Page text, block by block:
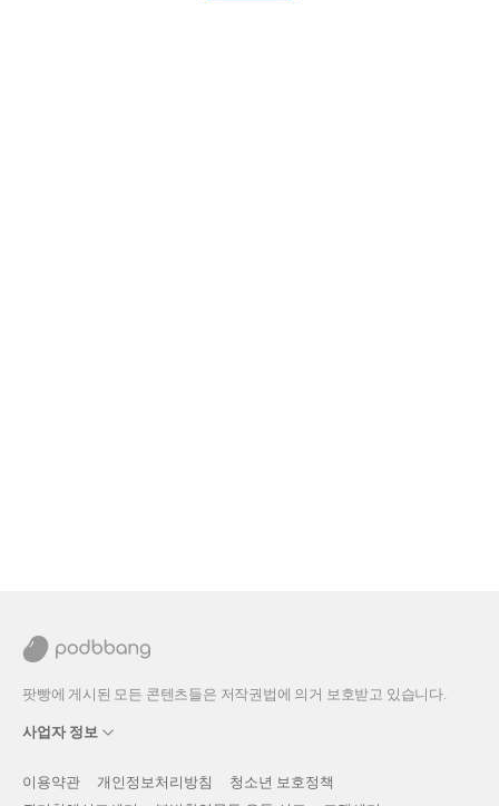
팟빵에 게시된 모든 콘텐츠들은 저작권법에 의거 보호받고 있습니다.
사업자 정보
이용약관 개인정보처리방침
청소년 보호정책